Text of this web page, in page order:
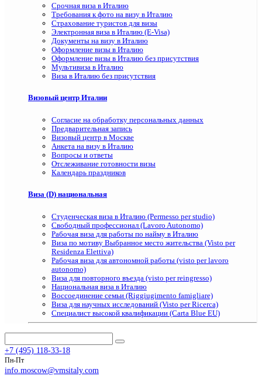
Срочная виза в Италию
Требования к фото на визу в Италию
Страхование туристов для визы
Электронная виза в Италию (E-Visa)
Документы на визу в Италию
Оформление визы в Италию
Оформление визы в Италию без присутствия
Мультивиза в Италию
Виза в Италию без присутствия
Визовый центр Италии
Согласие на обработку персональных данных
Предварительная запись
Визовый центр в Москве
Анкета на визу в Италию
Вопросы и ответы
Отслеживание готовности визы
Календарь праздников
Виза (D) национальная
Студенческая виза в Италию (Permesso per studio)
Свободный профессионал (Lavoro Autonomo)
Рабочая виза для работы по найму в Италию
Виза по мотиву Выбранное место жительства (Visto per
Residenza Elettiva)
Рабочая виза для автономной работы (visto per lavoro
autonomo)
Виза для повторного въезда (visto per reingresso)
Национальная виза в Италию
Воссоединение семьи (Riggiugimento famigliare)
Виза для научных исследований (Visto per Ricerca)
Специалист высокой квалификации (Carta Blue EU)
+7 (495) 118-33-18
Пн-Пт
info.moscow@vmsitaly.com